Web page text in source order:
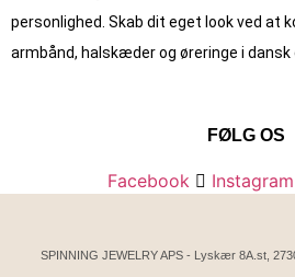
personlighed. Skab dit eget look ved at
armbånd, halskæder og øreringe i dansk
FØLG OS
Facebook Instagram
SPINNING JEWELRY APS - Lyskær 8A.st,